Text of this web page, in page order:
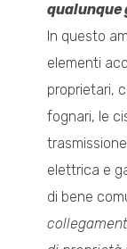
qualunque
In questo
elementi
proprietari,
fognari, le
elettrica e
di bene